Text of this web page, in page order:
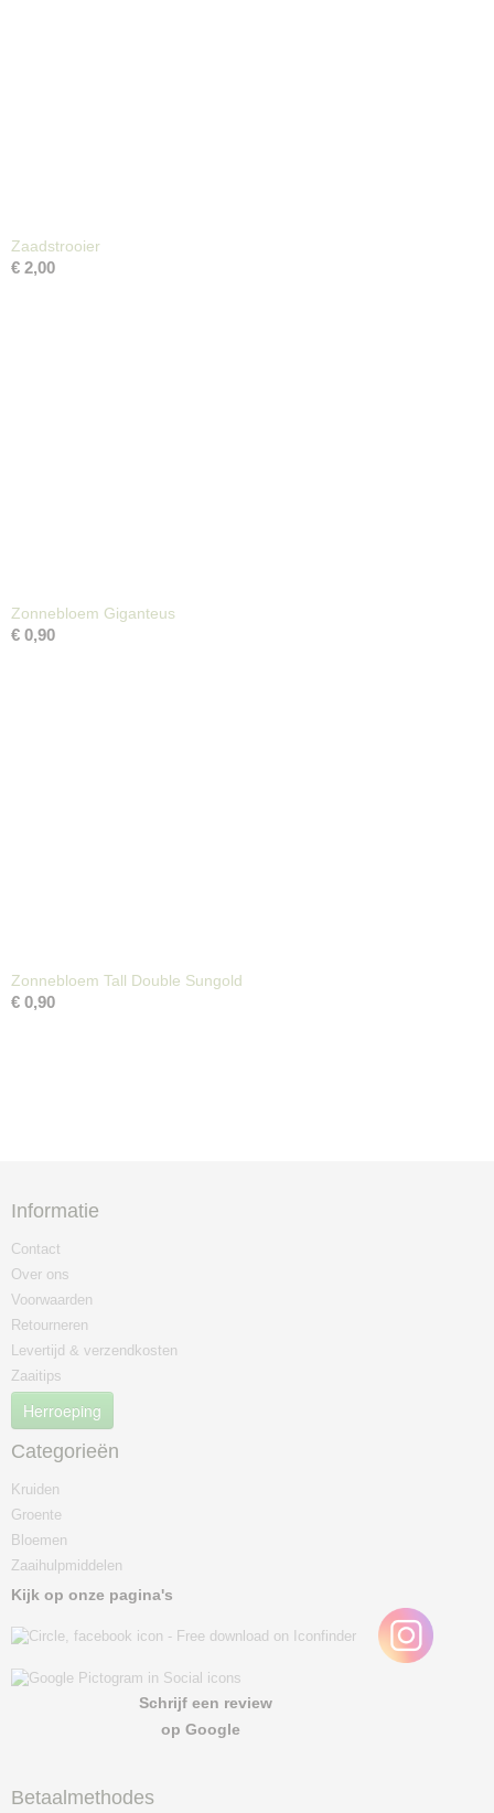
Zaadstrooier
€ 2,00
Zonnebloem Giganteus
€ 0,90
Zonnebloem Tall Double Sungold
€ 0,90
Informatie
Contact
Over ons
Voorwaarden
Retourneren
Levertijd & verzendkosten
Zaaitips
Herroeping
Categorieën
Kruiden
Groente
Bloemen
Zaaihulpmiddelen
Kijk op onze pagina's
Schrijf een review
op Google
Betaalmethodes